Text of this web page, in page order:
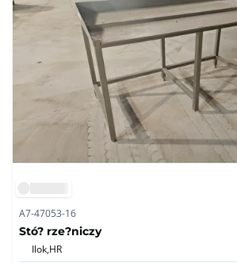
A7-47053-16
Stó? rze?niczy
Ilok,HR